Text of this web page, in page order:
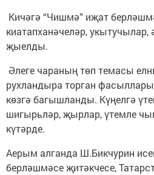
Кичәгә “Чишмә” иҗат
киатапханәчеләр,
җыелды.
Әлеге чараның төп темасы
рухландыра торган
көзгә багышланды. Күңелгә
шигырьләр, җырлар, үтемле
күтәрде.
Аерым алганда Ш.Бикчурин
берләшмәсе җитәкчесе,